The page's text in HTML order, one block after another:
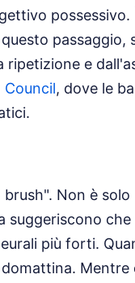
possessivo.
passaggio,
ripetizione e
Council, dove le
Non è solo
suggeriscono
più forti.